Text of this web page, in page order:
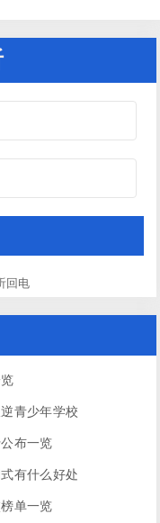
回电
青少年学校
布一览
有什么好处
单一览